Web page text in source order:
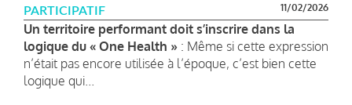
PARTICIPATIF 11/02/2026
Un territoire performant doit s’inscrire dans la
logique du « One Health » : Même si cette expression
n’était pas encore utilisée à l’époque, c’est bien cette
logique qui...